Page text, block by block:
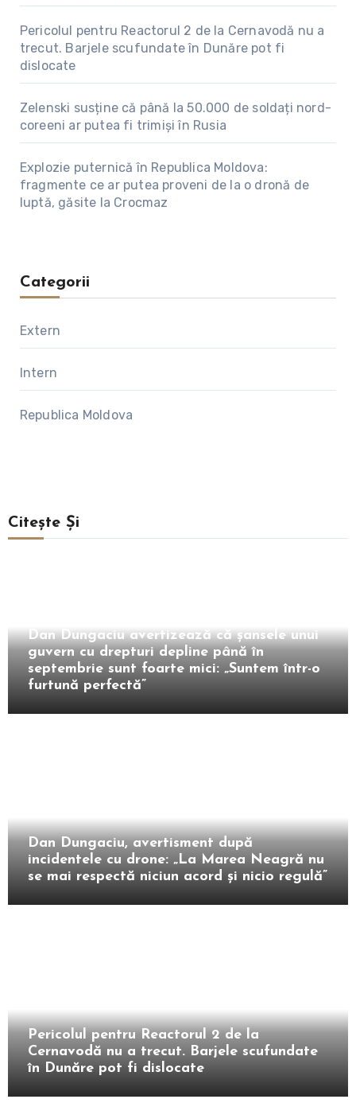
Pericolul pentru Reactorul 2 de la Cernavodă nu a
trecut. Barjele scufundate în Dunăre pot fi
dislocate
Zelenski susține că până la 50.000 de soldați nord-
coreeni ar putea fi trimiși în Rusia
Explozie puternică în Republica Moldova:
fragmente ce ar putea proveni de la o dronă de
luptă, găsite la Crocmaz
Categorii
Extern
Intern
Republica Moldova
Citește Și
Dan Dungaciu avertizează că șansele unui
guvern cu drepturi depline până în
septembrie sunt foarte mici: „Suntem într-o
furtună perfectă”
Dan Dungaciu, avertisment după
incidentele cu drone: „La Marea Neagră nu
se mai respectă niciun acord și nicio regulă”
Pericolul pentru Reactorul 2 de la
Cernavodă nu a trecut. Barjele scufundate
în Dunăre pot fi dislocate